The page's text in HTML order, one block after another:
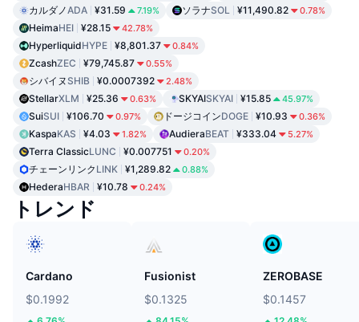
カルダノADA ¥31.59 7.19% ソラナSOL ¥11,490.82 0.78%
HeimaHEI ¥28.15 42.78%
HyperliquidHYPE ¥8,801.37 0.84%
ZcashZEC ¥79,745.87 0.55%
シバイヌ SHIB ¥0.0007392 2.48%
StellarXLM ¥25.36 0.63% SKYAISKYAI ¥15.85 45.97%
SuiSUI ¥106.70 0.97% ドージコインDOGE ¥10.93 0.36%
KaspaKAS ¥4.03 1.82% AudieraBEAT ¥333.04 5.27%
Terra ClassicLUNC ¥0.007751 0.20%
チェーンリンク LINK ¥1,289.82 0.88%
HederaHBAR ¥10.78 0.24%
トレンド
Cardano
$0.1992
Fusionist
$0.1325
ZEROBASE
$0.1457